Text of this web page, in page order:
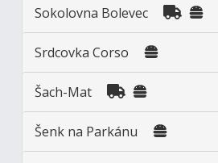
Sokolovna Bolevec
Srdcovka Corso
Šach-Mat
Šenk na Parkánu